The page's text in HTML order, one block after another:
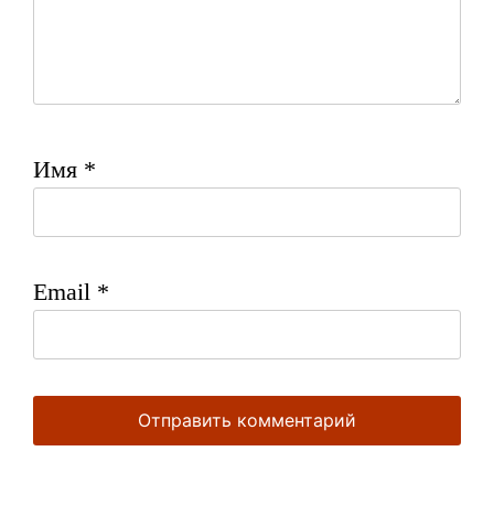
Имя *
Email *